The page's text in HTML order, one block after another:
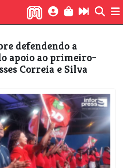
apoio ao primeiro-
Correia e Silva